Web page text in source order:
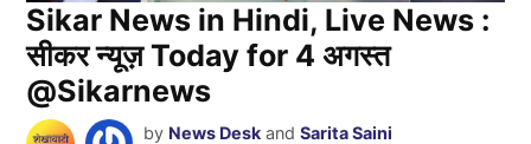
Sikar News in Hindi, Live News :
सीकर न्यूज़ Today for 4 अगस्त
@Sikarnews
by News Desk andSarita Saini